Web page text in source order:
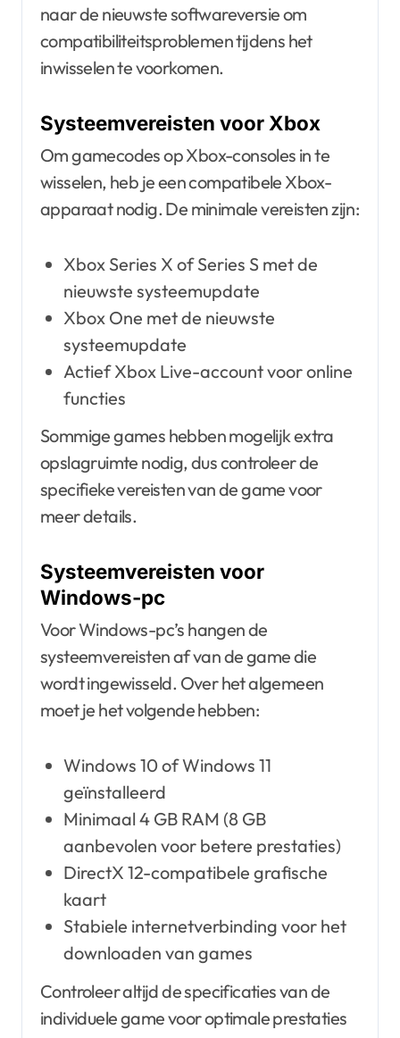
naar de nieuwste softwareversie om
compatibiliteitsproblemen tijdens het
inwisselen te voorkomen.
Systeemvereisten voor Xbox
Om gamecodes op Xbox-consoles in te
wisselen, heb je een compatibele Xbox-
apparaat nodig. De minimale vereisten zijn:
Xbox Series X of Series S met de
nieuwste systeemupdate
Xbox One met de nieuwste
systeemupdate
Actief Xbox Live-account voor online
functies
Sommige games hebben mogelijk extra
opslagruimte nodig, dus controleer de
specifieke vereisten van de game voor
meer details.
Systeemvereisten voor
Windows-pc
Voor Windows-pc’s hangen de
systeemvereisten af van de game die
wordt ingewisseld. Over het algemeen
moet je het volgende hebben:
Windows 10 of Windows 11
geïnstalleerd
Minimaal 4 GB RAM (8 GB
aanbevolen voor betere prestaties)
DirectX 12-compatibele grafische
kaart
Stabiele internetverbinding voor het
downloaden van games
Controleer altijd de specificaties van de
individuele game voor optimale prestaties